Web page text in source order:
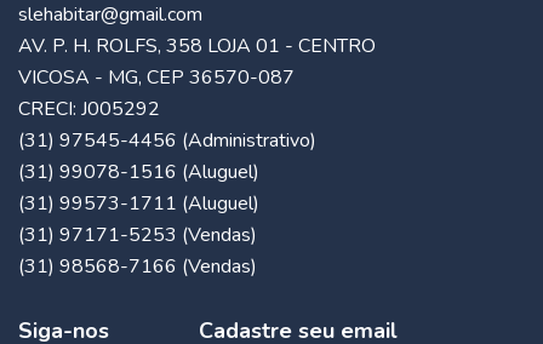
slehabitar@gmail.com
AV. P. H. ROLFS, 358 LOJA 01 - CENTRO
VICOSA - MG, CEP 36570-087
CRECI: J005292
(31) 97545-4456 (Administrativo)
(31) 99078-1516 (Aluguel)
(31) 99573-1711 (Aluguel)
(31) 97171-5253 (Vendas)
(31) 98568-7166 (Vendas)
Siga-nos Cadastre seu email